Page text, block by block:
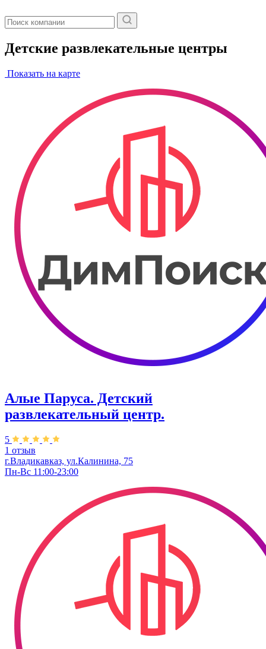
Детские развлекательные центры
Показать на карте
Алые Паруса. ​Детский
развлекательный центр.
5
1 отзыв
г.Владикавказ, ул.Калинина, 75
Пн-Вс 11:00-23:00